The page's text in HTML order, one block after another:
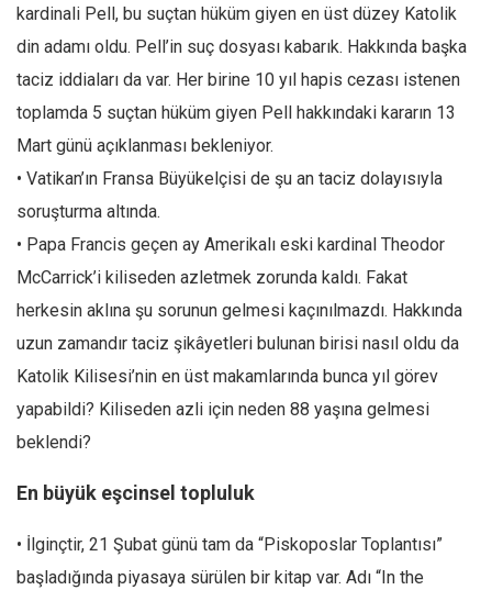
Avrupa
Asya
Amerika
Avustralya
Tarih
Düşünce
Dosyalar
kardinali Pell, bu suçtan hüküm giyen en üst düzey Katolik
din adamı oldu. Pell’in suç dosyası kabarık. Hakkında başka
taciz iddiaları da var. Her birine 10 yıl hapis cezası istenen
toplamda 5 suçtan hüküm giyen Pell hakkındaki kararın 13
Mart günü açıklanması bekleniyor.
• Vatikan’ın Fransa Büyükelçisi de şu an taciz dolayısıyla
soruşturma altında.
• Papa Francis geçen ay Amerikalı eski kardinal Theodor
McCarrick’i kiliseden azletmek zorunda kaldı. Fakat
herkesin aklına şu sorunun gelmesi kaçınılmazdı. Hakkında
uzun zamandır taciz şikâyetleri bulunan birisi nasıl oldu da
Katolik Kilisesi’nin en üst makamlarında bunca yıl görev
yapabildi? Kiliseden azli için neden 88 yaşına gelmesi
beklendi?
En büyük eşcinsel topluluk
• İlginçtir, 21 Şubat günü tam da “Piskoposlar Toplantısı”
başladığında piyasaya sürülen bir kitap var. Adı “In the